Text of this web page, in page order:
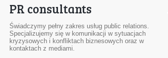
PR consultants
Świadczymy pełny zakres usług public relations.
Specjalizujemy się w komunikacji w sytuacjach
kryzysowych i konfliktach biznesowych oraz w
kontaktach z mediami.